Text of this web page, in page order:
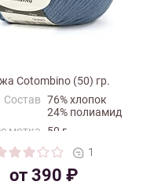
Cotombino (50) гр.
от 390 ₽
Состав 76% хлопок
24% полиамид
мотка
50 г
нити 115 м
Schulana
1